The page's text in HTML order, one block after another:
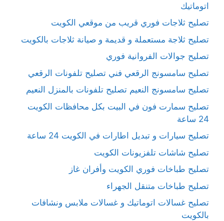
اتوماتيك
تصليح ثلاجات فوري قريب من موقعي الكويت
تصليح ثلاجة مستعملة و قديمة و صيانة ثلاجات بالكويت
تصليح جوالات الفروانية فوري
تصليح سامسونج الرقعي فني تصليح تلفونات الرقعي
تصليح سامسونج النعيم تصليح تلفونات بالمنزل النعيم
تصليح سمارت فون في البيت بكل محافظات الكويت
24 ساعة
تصليح سيارات و تبديل اطارات في الكويت 24 ساعة
تصليح شاشات تلفزيونات الكويت
تصليح طباخات فوري الكويت وأفران غاز
تصليح طباخات متنقل الجهراء
تصليح غسالات اتوماتيك و غسالات ملابس ونشافات
بالكويت